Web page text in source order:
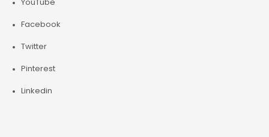
YouTube
Facebook
Twitter
Pinterest
Linkedin